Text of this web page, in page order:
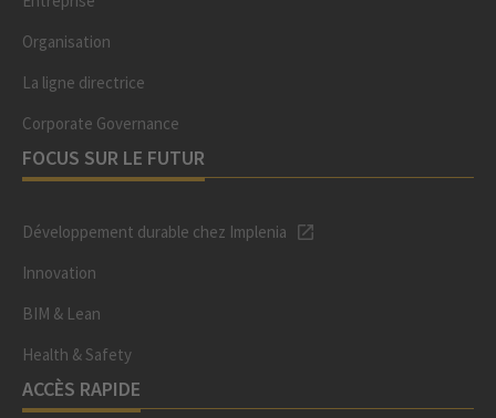
Organisation
La ligne directrice
Corporate Governance
FOCUS SUR LE FUTUR
Développement durable chez Implenia
Innovation
BIM & Lean
Health & Safety
ACCÈS RAPIDE